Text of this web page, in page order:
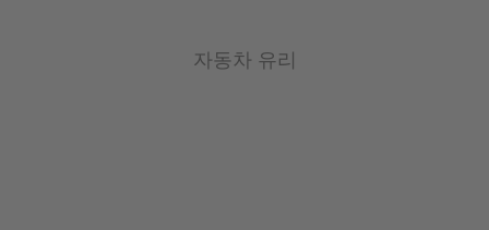
자동차 유리